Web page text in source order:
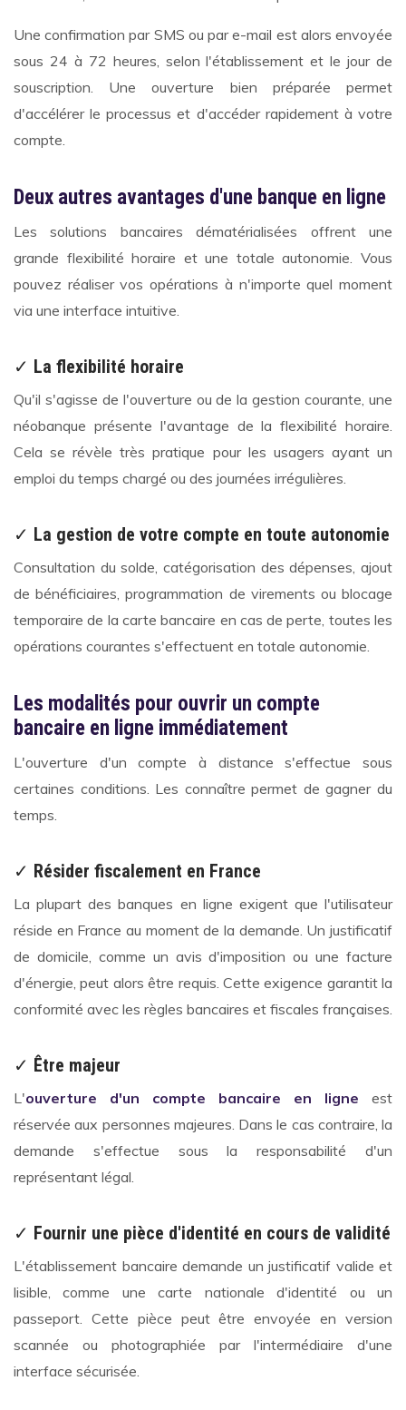
Une confirmation par SMS ou par e-mail est alors envoyée
sous 24 à 72 heures, selon l'établissement et le jour de
souscription. Une ouverture bien préparée permet
d'accélérer le processus et d'accéder rapidement à votre
compte.
Deux autres avantages d'une banque en ligne
Les solutions bancaires dématérialisées offrent une
grande flexibilité horaire et une totale autonomie. Vous
pouvez réaliser vos opérations à n'importe quel moment
via une interface intuitive.
✓ La flexibilité horaire
Qu'il s'agisse de l'ouverture ou de la gestion courante, une
néobanque présente l'avantage de la flexibilité horaire.
Cela se révèle très pratique pour les usagers ayant un
emploi du temps chargé ou des journées irrégulières.
✓ La gestion de votre compte en toute autonomie
Consultation du solde, catégorisation des dépenses, ajout
de bénéficiaires, programmation de virements ou blocage
temporaire de la carte bancaire en cas de perte, toutes les
opérations courantes s'effectuent en totale autonomie.
Les modalités pour ouvrir un compte
bancaire en ligne immédiatement
L'ouverture d'un compte à distance s'effectue sous
certaines conditions. Les connaître permet de gagner du
temps.
✓ Résider fiscalement en France
La plupart des banques en ligne exigent que l'utilisateur
réside en France au moment de la demande. Un justificatif
de domicile, comme un avis d'imposition ou une facture
d'énergie, peut alors être requis. Cette exigence garantit la
conformité avec les règles bancaires et fiscales françaises.
✓ Être majeur
L'ouverture d'un compte bancaire en ligne est
réservée aux personnes majeures. Dans le cas contraire, la
demande s'effectue sous la responsabilité d'un
représentant légal.
✓ Fournir une pièce d'identité en cours de validité
L'établissement bancaire demande un justificatif valide et
lisible, comme une carte nationale d'identité ou un
passeport. Cette pièce peut être envoyée en version
scannée ou photographiée par l'intermédiaire d'une
interface sécurisée.